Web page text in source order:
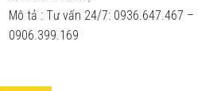
Mô tả : Tư vấn 24/7: 0936.647.467 –
0906.399.169